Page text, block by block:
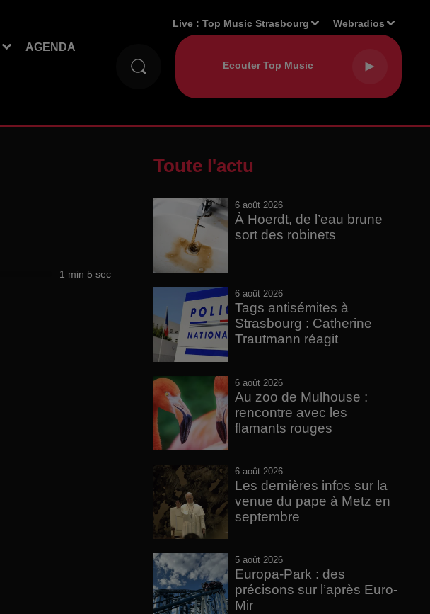
AGENDA
Live :Top Music Strasbourg Webradios
1 min 5 sec
Toute l'actu
6 août 2026
À Hoerdt, de l’eau brune
sort des robinets
6 août 2026
Tags antisémites à
Strasbourg : Catherine
Trautmann réagit
6 août 2026
Au zoo de Mulhouse :
rencontre avec les
flamants rouges
6 août 2026
Les dernières infos sur la
venue du pape à Metz en
septembre
5 août 2026
Europa-Park : des
précisons sur l’après Euro-
Mir